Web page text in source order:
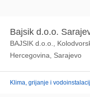
Bajsik d.o.o.
BAJSIK d.o.o.,
Hercegovina, Sarajevo
Klima, grijanje i